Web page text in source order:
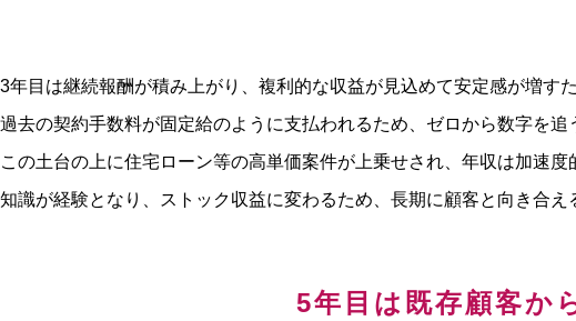
3年目は継続報酬が積み上がり、複利的な収益が見込めて安定感が増す
過去の契約手数料が固定給のように支払われるため、ゼロから数字を追
この土台の上に住宅ローン等の高単価案件が上乗せされ、年収は加速度
知識が経験となり、ストック収益に変わるため、長期に顧客と向き合え
5年目は既存顧客か